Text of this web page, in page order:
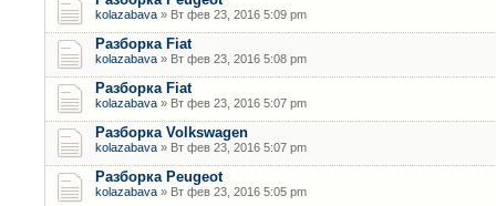
kolazabava » Вт фев 23, 2016 5:09 pm
Разборка Fiat
kolazabava » Вт фев 23, 2016 5:08 pm
Разборка Fiat
kolazabava » Вт фев 23, 2016 5:07 pm
Разборка Volkswagen
kolazabava » Вт фев 23, 2016 5:07 pm
Разборка Peugeot
kolazabava » Вт фев 23, 2016 5:05 pm